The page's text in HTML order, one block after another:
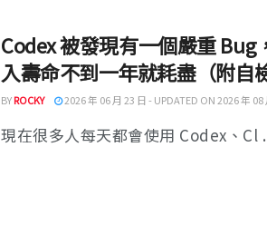
Codex 被發現有一個嚴重 Bug
入壽命不到一年就耗盡（附自
BYROCKY 2026 年 06 月 23 日 - UPDATED ON 2026 年 08
現在很多人每天都會使用 Codex、Cl